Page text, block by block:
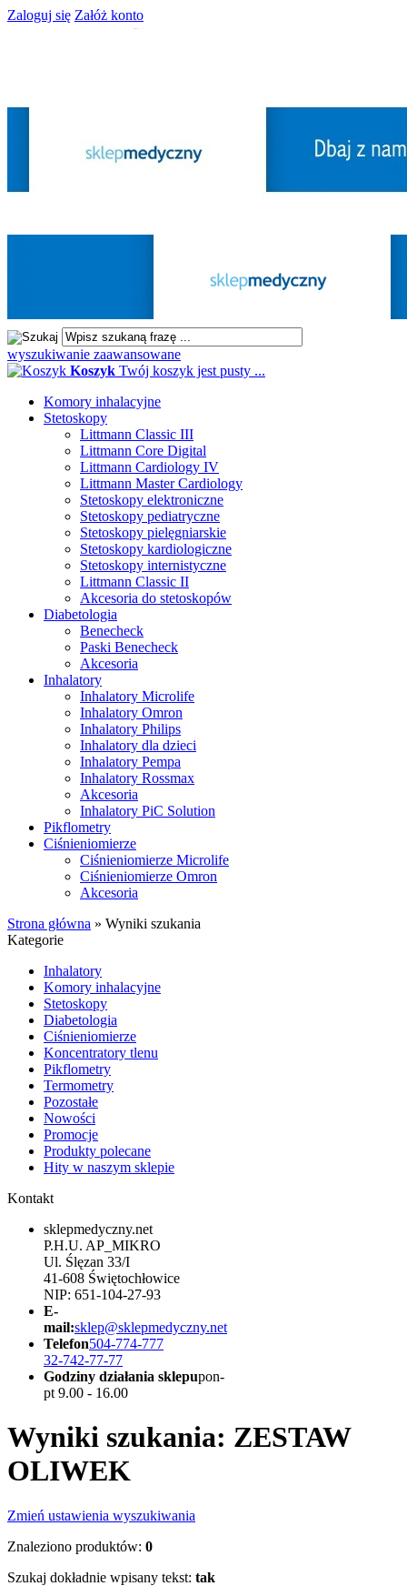
Zaloguj się Załóż konto
wyszukiwanie zaawansowane
Koszyk Twój koszyk jest pusty ...
Komory inhalacyjne
Stetoskopy
Littmann Classic III
Littmann Core Digital
Littmann Cardiology IV
Littmann Master Cardiology
Stetoskopy elektroniczne
Stetoskopy pediatryczne
Stetoskopy pielęgniarskie
Stetoskopy kardiologiczne
Stetoskopy internistyczne
Littmann Classic II
Akcesoria do stetoskopów
Diabetologia
Benecheck
Paski Benecheck
Akcesoria
Inhalatory
Inhalatory Microlife
Inhalatory Omron
Inhalatory Philips
Inhalatory dla dzieci
Inhalatory Pempa
Inhalatory Rossmax
Akcesoria
Inhalatory PiC Solution
Pikflometry
Ciśnieniomierze
Ciśnieniomierze Microlife
Ciśnieniomierze Omron
Akcesoria
Strona główna » Wyniki szukania
Kategorie
Inhalatory
Komory inhalacyjne
Stetoskopy
Diabetologia
Ciśnieniomierze
Koncentratory tlenu
Pikflometry
Termometry
Pozostałe
Nowości
Promocje
Produkty polecane
Hity w naszym sklepie
Kontakt
sklepmedyczny.net
P.H.U. AP_MIKRO
Ul. Ślęzan 33/I
41-608 Świętochłowice
NIP: 651-104-27-93
E-
mail:sklep@sklepmedyczny.net
Telefon504-774-777
32-742-77-77
Godziny działania sklepupon-
pt 9.00 - 16.00
Wyniki szukania: ZESTAW
OLIWEK
Zmień ustawienia wyszukiwania
Znaleziono produktów: 0
Szukaj dokładnie wpisany tekst: tak